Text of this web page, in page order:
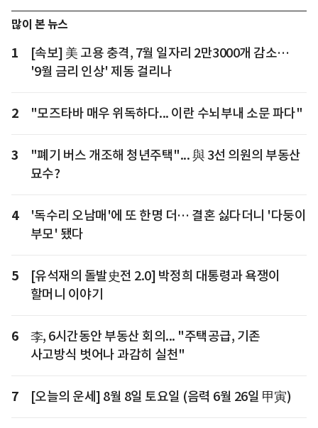
많이 본 뉴스
1
[속보] 美 고용 충격, 7월 일자리 2만3000개 감소…
'9월 금리 인상' 제동 걸리나
2 "모즈타바 매우 위독하다... 이란 수뇌부내 소문 파다"
3
"폐기 버스 개조해 청년주택"... 與 3선 의원의 부동산
묘수?
4
'독수리 오남매'에 또 한명 더… 결혼 싫다더니 '다둥이
부모' 됐다
5
[유석재의 돌발史전 2.0] 박정희 대통령과 욕쟁이
할머니 이야기
6
李, 6시간동안 부동산 회의... "주택공급, 기존
사고방식 벗어나 과감히 실천"
7 [오늘의 운세] 8월 8일 토요일 (음력 6월 26일 甲寅)